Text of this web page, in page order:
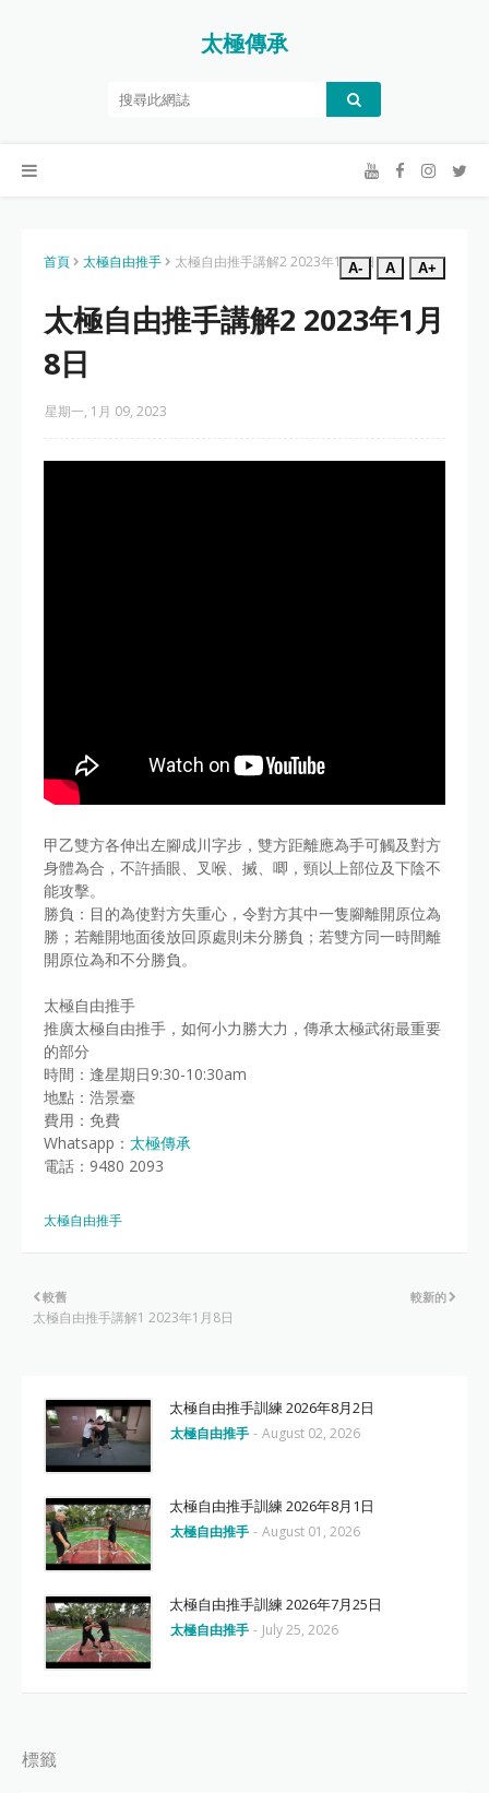
太極傳承
首頁 太極自由推手 太極自由推手講解2 2023年1月8日
A- A A+
太極自由推手講解2 2023年1月
8日
星期一, 1月 09, 2023
甲乙雙方各伸出左腳成川字步，雙方距離應為手可觸及對方
身體為合，不許插眼、叉喉、搣、唧，頸以上部位及下陰不
能攻擊。
勝負：目的為使對方失重心，令對方其中一隻腳離開原位為
勝；若離開地面後放回原處則未分勝負；若雙方同一時間離
開原位為和不分勝負。
太極自由推手
推廣太極自由推手，如何小力勝大力，傳承太極武術最重要
的部分
時間：逢星期日9:30-10:30am
地點：浩景臺
費用：免費
Whatsapp： 太極傳承
電話：9480 2093
太極自由推手
較新的
較舊
太極自由推手講解1 2023年1月8日
太極自由推手訓練 2026年8月2日
太極自由推手 - August 02, 2026
太極自由推手訓練 2026年8月1日
太極自由推手 - August 01, 2026
太極自由推手訓練 2026年7月25日
太極自由推手 - July 25, 2026
標籤